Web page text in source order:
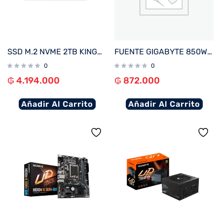
SSD M.2 NVME 2TB KINGSTON KC3000 SKC3000D/2048G 7000/7000 PCIE 4.0
0
₲ 4.194.000
Añadir Al Carrito
FUENTE GIGABYTE 850W 80PLUS GOLD FULL MODULAR BIVOLT GP-UD850GM
0
₲ 872.000
Añadir Al Carrito